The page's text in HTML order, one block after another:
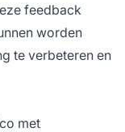
feedback
worden
te verbeteren en
met